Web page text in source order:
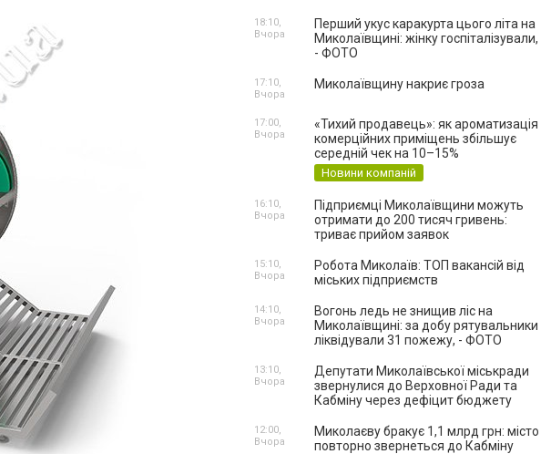
Перший укус каракурта цього літа на
Миколаївщині: жінку госпіталізували,
- ФОТО
18:10,
Вчора
Миколаївщину накриє гроза
17:10,
Вчора
«Тихий продавець»: як ароматизація
комерційних приміщень збільшує
середній чек на 10–15%
Новини компаній
17:00,
Вчора
Підприємці Миколаївщини можуть
отримати до 200 тисяч гривень:
триває прийом заявок
16:10,
Вчора
Робота Миколаїв: ТОП вакансій від
міських підприємств
15:10,
Вчора
Вогонь ледь не знищив ліс на
Миколаївщині: за добу рятувальники
ліквідували 31 пожежу, - ФОТО
14:10,
Вчора
Депутати Миколаївської міськради
звернулися до Верховної Ради та
Кабміну через дефіцит бюджету
13:10,
Вчора
Миколаєву бракує 1,1 млрд грн: місто
повторно звернеться до Кабміну
12:00,
Вчора